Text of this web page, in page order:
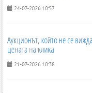
24-07-2026 10:57
Аукционът, който не се
цената на клика
21-07-2026 10:38